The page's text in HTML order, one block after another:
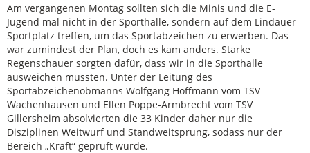
Am vergangenen Montag sollten sich die Minis und die E-
Jugend mal nicht in der Sporthalle, sondern auf dem Lindauer
Sportplatz treffen, um das Sportabzeichen zu erwerben. Das
war zumindest der Plan, doch es kam anders. Starke
Regenschauer sorgten dafür, dass wir in die Sporthalle
ausweichen mussten. Unter der Leitung des
Sportabzeichenobmanns Wolfgang Hoffmann vom TSV
Wachenhausen und Ellen Poppe-Armbrecht vom TSV
Gillersheim absolvierten die 33 Kinder daher nur die
Disziplinen Weitwurf und Standweitsprung, sodass nur der
Bereich „Kraft“ geprüft wurde.